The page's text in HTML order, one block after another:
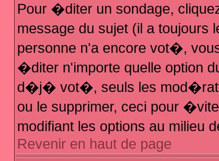
Pour �diter un sondage,
message du sujet (il a
personne n'a encore vot�,
�diter n'importe quelle option
d�j� vot�, seuls les
ou le supprimer, ceci pour
modifiant les options au milieu
Revenir en haut de page